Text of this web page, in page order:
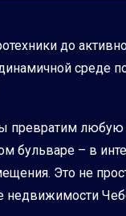
до
среде
превратим
бульваре – в
Это не
недвижимости